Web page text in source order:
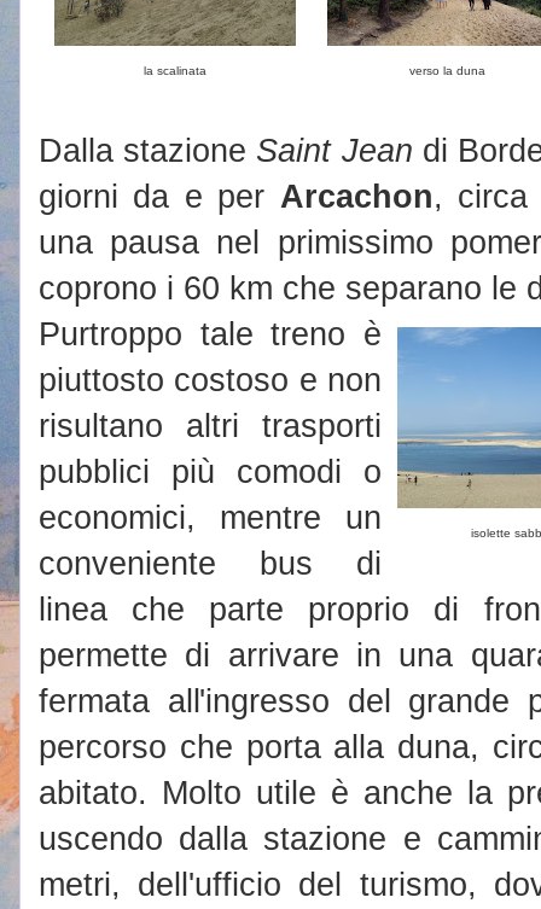
la scalinata verso la duna
Dalla stazione Saint Jean di
giorni da e per Arcachon, circa
una pausa nel primissimo
coprono i 60 km che separano le
isolette
Purtroppo tale treno è
piuttosto costoso e non
risultano altri trasporti
pubblici più comodi o
economici, mentre un
conveniente bus di
linea che parte proprio di
permette di arrivare in una
fermata all'ingresso del grande
percorso che porta alla duna,
abitato. Molto utile è anche la
uscendo dalla stazione e
metri, dell'ufficio del turismo,